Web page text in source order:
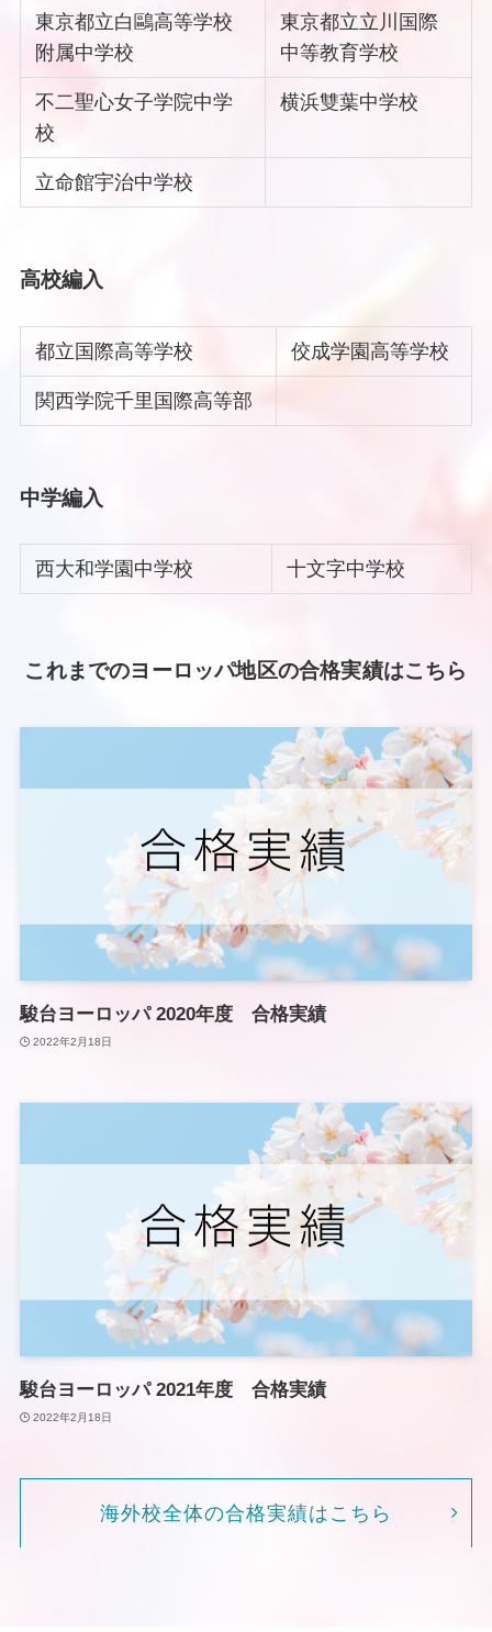
東京都立白鷗高等学校
附属中学校
東京都立立川国際
中等教育学校
不二聖心女子学院中学
校
横浜雙葉中学校
立命館宇治中学校
高校編入
都立国際高等学校 佼成学園高等学校
関西学院千里国際高等部
中学編入
西大和学園中学校 十文字中学校
これまでのヨーロッパ地区の合格実績はこちら
駿台ヨーロッパ 2020年度 合格実績
2022年2月18日
駿台ヨーロッパ 2021年度 合格実績
2022年2月18日
海外校全体の合格実績はこちら